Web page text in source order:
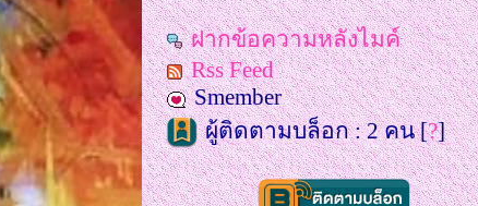
ฝากข้อความหลังไมค์
Rss Feed
Smember
ผู้ติดตามบล็อก : 2 คน [?]